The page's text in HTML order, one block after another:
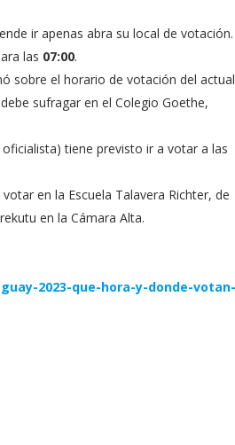
ir apenas abra su local de votación.
las 07:00.
sobre el horario de votación del actual
sufragar en el Colegio Goethe,
oficialista) tiene previsto ir a votar a las
en la Escuela Talavera Richter, de
en la Cámara Alta.
2023-que-hora-y-donde-votan-